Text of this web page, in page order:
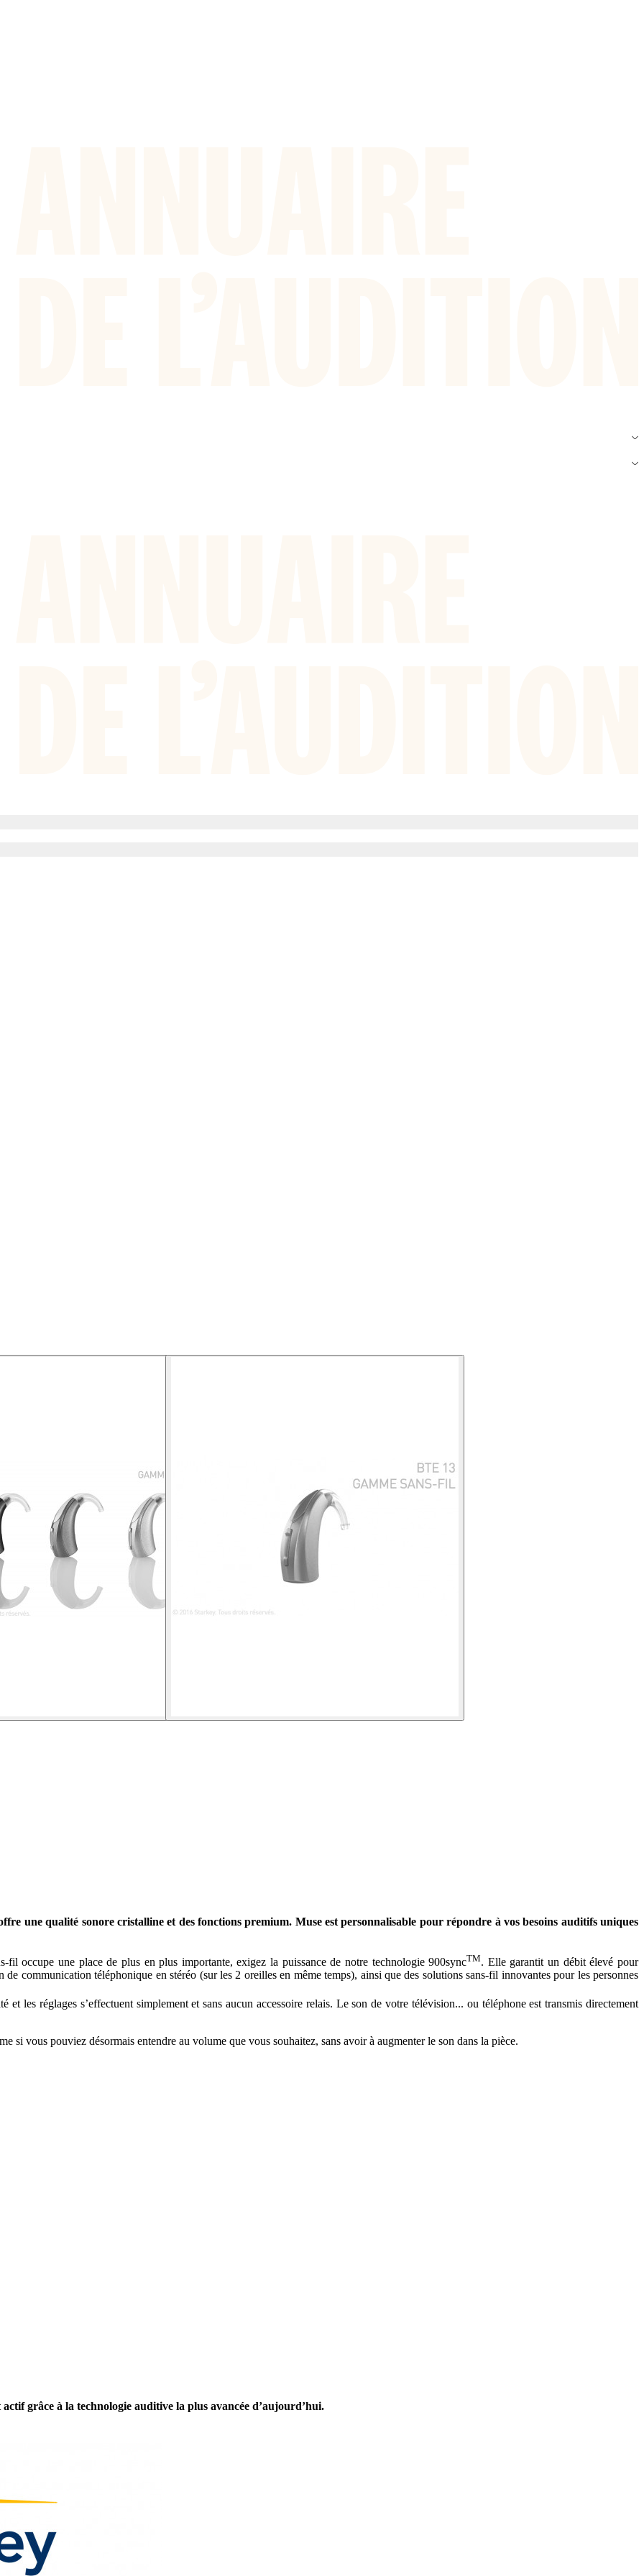
une qualité sonore cristalline et des fonctions premium. Muse est personnalisable pour répondre à vos besoins auditifs uniques
fil occupe une place de plus en plus importante, exigez la puissance de notre technologie 900syncTM. Elle garantit un débit élevé pour
communication téléphonique en stéréo (sur les 2 oreilles en même temps), ainsi que des solutions sans-fil innovantes pour les personnes
et les réglages s’effectuent simplement et sans aucun accessoire relais. Le son de votre télévision... ou téléphone est transmis directement
si vous pouviez désormais entendre au volume que vous souhaitez, sans avoir à augmenter le son dans la pièce.
grâce à la technologie auditive la plus avancée d’aujourd’hui.